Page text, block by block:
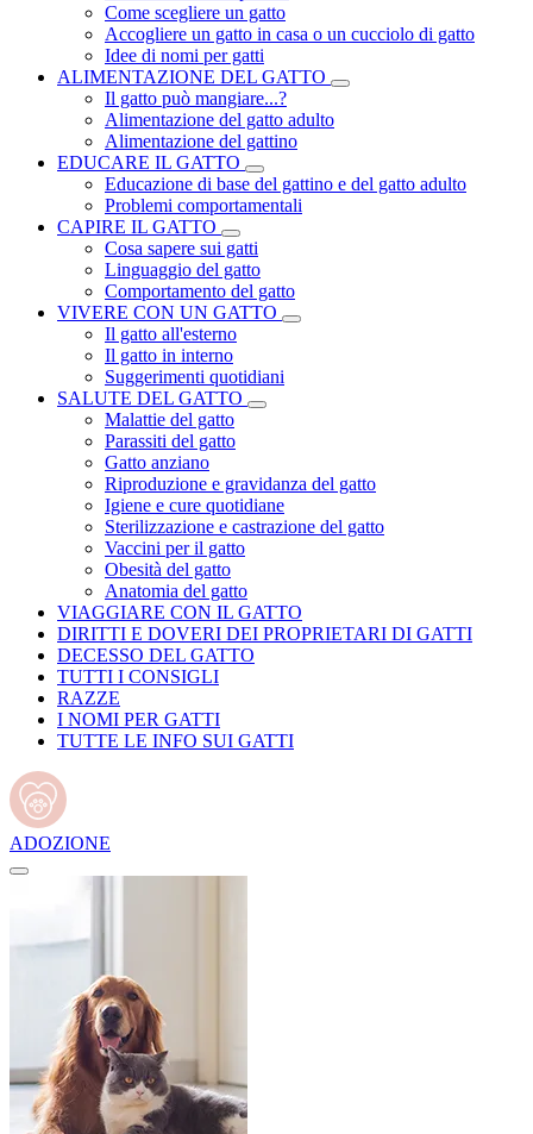
Come scegliere un gatto
Accogliere un gatto in casa o un cucciolo di gatto
Idee di nomi per gatti
ALIMENTAZIONE DEL GATTO
Il gatto può mangiare...?
Alimentazione del gatto adulto
Alimentazione del gattino
EDUCARE IL GATTO
Educazione di base del gattino e del gatto adulto
Problemi comportamentali
CAPIRE IL GATTO
Cosa sapere sui gatti
Linguaggio del gatto
Comportamento del gatto
VIVERE CON UN GATTO
Il gatto all'esterno
Il gatto in interno
Suggerimenti quotidiani
SALUTE DEL GATTO
Malattie del gatto
Parassiti del gatto
Gatto anziano
Riproduzione e gravidanza del gatto
Igiene e cure quotidiane
Sterilizzazione e castrazione del gatto
Vaccini per il gatto
Obesità del gatto
Anatomia del gatto
VIAGGIARE CON IL GATTO
DIRITTI E DOVERI DEI PROPRIETARI DI GATTI
DECESSO DEL GATTO
TUTTI I CONSIGLI
RAZZE
I NOMI PER GATTI
TUTTE LE INFO SUI GATTI
ADOZIONE